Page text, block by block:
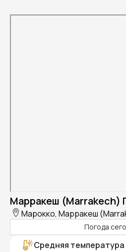
Марракеш (Marrakech)
Марокко, Марракеш
Погода
Средняя температура